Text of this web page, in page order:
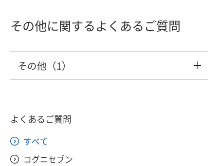
したら良いですか？
を教えてください。
【ヘルプ】見積り作成時に、脱着・取替
に失敗しました」が表示される
「there is no default printer currently
selected.」と表示されて見積が開けな
んでした」が表示される
【有料サービス】申込日から利用できま
すか？
【保険外修理案件】保険外案件で登録し
【保険外修理案件】関連案件登録の使い
方について知りたい
「業務エラー」と表示される
コグニセブンからコグニフォトベースへ
連携すると「cogniSEVEN連携アプリがイ
写真は何枚まで撮影できるか知りたい。
アルバムのナンバープレート情報を変更
できるか知りたい。
アルバムを削除したい。
ログアウトしたい。
どのようなシステムやソフトと連動して
いますか？
「コグニセブン」・「アセスプロII」は、
「コグニセブン」には、何車種収録され
ていますか？
付いているかどうか見分ける方法を教え
その他に関するよくあるご質問
その他（1）
しての新しい情報を教えてもらうことは
できますか？
よくあるご質問
すべて
コグニセブン